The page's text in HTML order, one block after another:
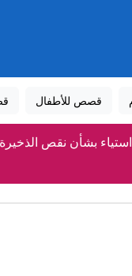
قصص للأطفال
بشأن نقص الذخيرة
مسدود؟